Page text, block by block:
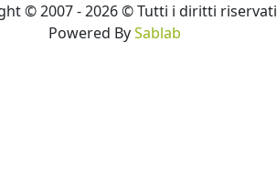
© 2007 - 2026 © Tutti i diritti riservati
Powered BySablab